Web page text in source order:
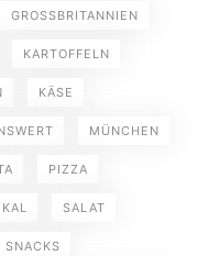
GROSSBRITANNIEN
KARTOFFELN
KÄSE
MÜNCHEN
PIZZA
SALAT
SNACKS